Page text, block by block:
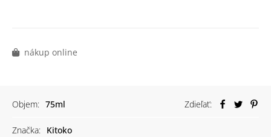
nákup online
Objem: 75ml Zdieľať:
Značka: Kitoko